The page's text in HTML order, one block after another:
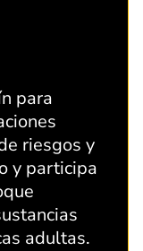
para
riesgos y
y participa
adultas.